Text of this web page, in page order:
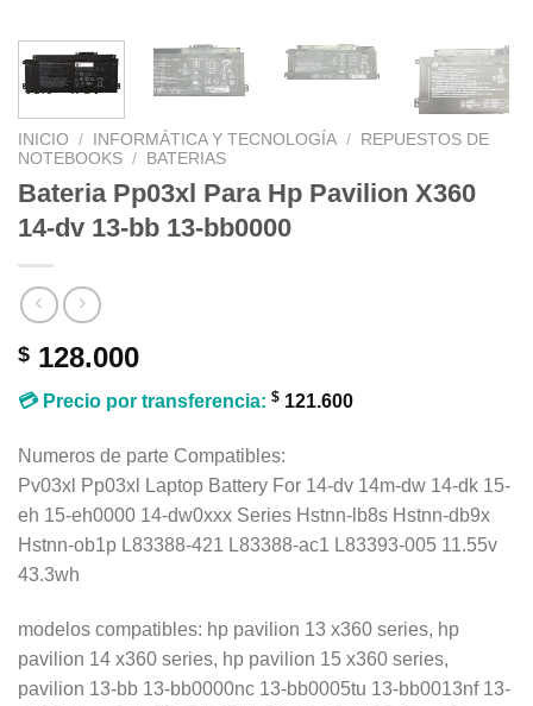
INICIO / INFORMÁTICA Y TECNOLOGÍA / REPUESTOS DE
NOTEBOOKS / BATERIAS
Bateria Pp03xl Para Hp Pavilion X360
14-dv 13-bb 13-bb0000
$ 128.000
💳 Precio por transferencia: $ 121.600
Numeros de parte Compatibles:
Pv03xl Pp03xl Laptop Battery For 14-dv 14m-dw 14-dk 15-
eh 15-eh0000 14-dw0xxx Series Hstnn-lb8s Hstnn-db9x
Hstnn-ob1p L83388-421 L83388-ac1 L83393-005 11.55v
43.3wh
modelos compatibles: hp pavilion 13 x360 series, hp
pavilion 14 x360 series, hp pavilion 15 x360 series,
pavilion 13-bb 13-bb0000nc 13-bb0005tu 13-bb0013nf 13-